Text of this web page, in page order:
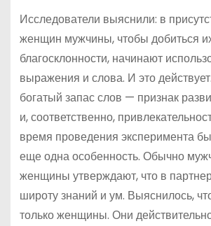
Исследователи выяснили: в
женщин мужчины, чтобы добиться
благосклонности, начинают
выражения и слова. И это
богатый запас слов — признак
и, соответственно,
время проведения эксперимента
еще одна особенность. Обычно
женщины утверждают, что в
широту знаний и ум. Выяснилось,
только женщины. Они